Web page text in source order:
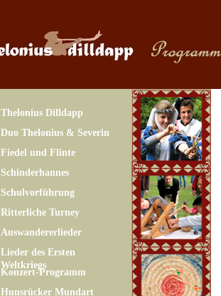
Thelonius Dilldapp
Duo Thelonius & Severin
Fiedel und Flinte
Schinderhannes
Schulvorführung
Ritterliche Turney
Auswandererlieder
Lieder des Ersten
Weltkriegs
Konzert-Programm
Hunsrücker Mundart